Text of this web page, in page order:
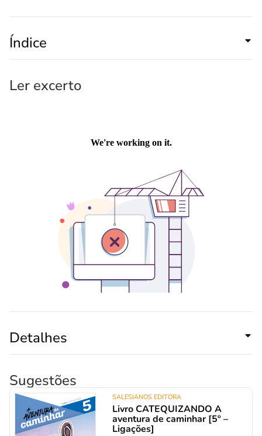
Índice
Ler excerto
Detalhes
Sugestões
SALESIANOS EDITORA
Livro CATEQUIZANDO A
aventura de caminhar [5º –
Ligações]